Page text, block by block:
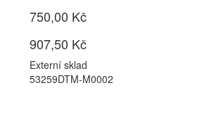
750,00 Kč
907,50 Kč
Externí sklad
53259DTM-M0002